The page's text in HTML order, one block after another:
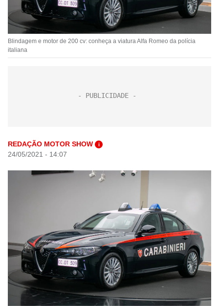
Blindagem e motor de 200 cv: conheça a viatura Alfa Romeo da polícia
italiana
REDAÇÃO MOTOR SHOW i
24/05/2021 - 14:07